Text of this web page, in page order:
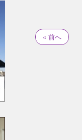
« 前へ